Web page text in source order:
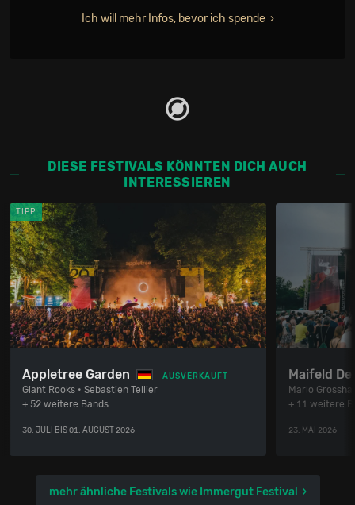
Ich will mehr Infos, bevor ich spende
DIESE FESTIVALS KÖNNTEN DICH AUCH
INTERESSIEREN
TIPP
Appletree Garden AUSVERKAUFT
Giant Rooks • Sebastien Tellier
+ 52 weitere Bands
30. JULI BIS 01. AUGUST 2026
Maifeld
Marlo
+ 11 weitere
23. MAI 2026
mehr ähnliche Festivals wie Immergut Festival